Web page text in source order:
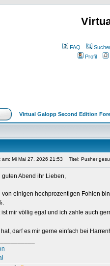
FAQ
Profil
Virtual Galopp Second Edition
am: Mi Mai 27, 2026 21:53 Titel: Pusher
guten Abend ihr Lieben,
von einigen hochprozentigen Fohlen
ist mir völlig egal und ich zahle auch
hat, darf es mir gerne einfach bei